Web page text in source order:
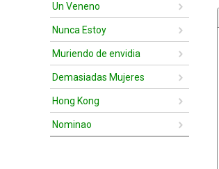
Un Veneno
Nunca Estoy
Muriendo de envidia
Demasiadas Mujeres
Hong Kong
Nominao